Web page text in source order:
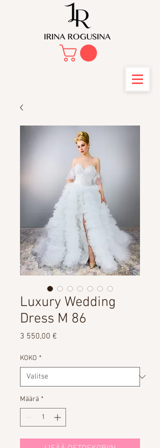
Luxury Wedding
Dress M 86
3 550,00 €
KOKO *
Määrä *